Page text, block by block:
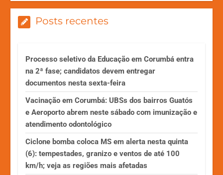
Posts recentes
Processo seletivo da Educação em Corumbá entra
na 2ª fase; candidatos devem entregar
documentos nesta sexta-feira
Vacinação em Corumbá: UBSs dos bairros Guatós
e Aeroporto abrem neste sábado com imunização e
atendimento odontológico
Ciclone bomba coloca MS em alerta nesta quinta
(6): tempestades, granizo e ventos de até 100
km/h; veja as regiões mais afetadas